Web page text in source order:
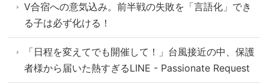
V合宿への意気込み。前半戦の失敗を「言語化」でき
る子は必ず化ける！
「日程を変えてでも開催して！」台風接近の中、保護
者様から届いた熱すぎるLINE - Passionate Request